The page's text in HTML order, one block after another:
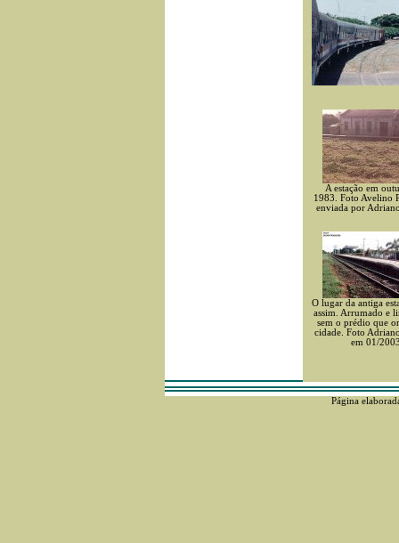
A estação em
1983. Foto Avelino
enviada por
O lugar da antiga
assim. Arrumado e
sem o prédio que
cidade. Foto
em 01/
Página